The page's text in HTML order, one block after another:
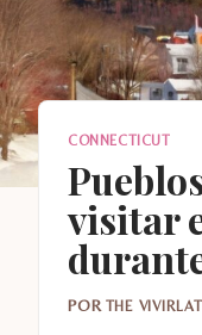
CONNECTICUT
visitar
POR THE